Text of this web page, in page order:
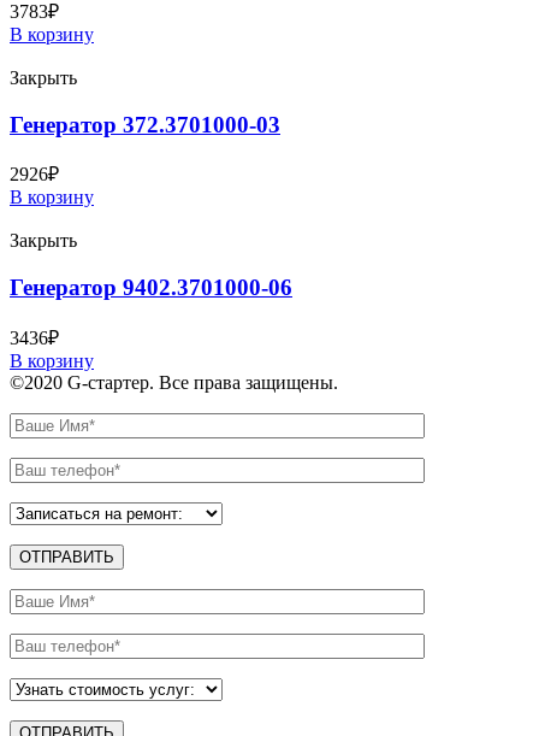
3783₽
В корзину
Закрыть
Генератор 372.3701000-03
2926₽
В корзину
Закрыть
Генератор 9402.3701000-06
3436₽
В корзину
©2020 G-стартер. Все права защищены.